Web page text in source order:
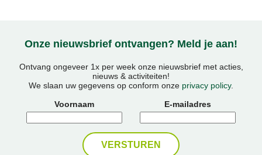
Onze nieuwsbrief ontvangen? Meld je aan!
Ontvang ongeveer 1x per week onze nieuwsbrief met acties,
nieuws & activiteiten!
We slaan uw gegevens op conform onze privacy policy.
Voornaam
E-mailadres